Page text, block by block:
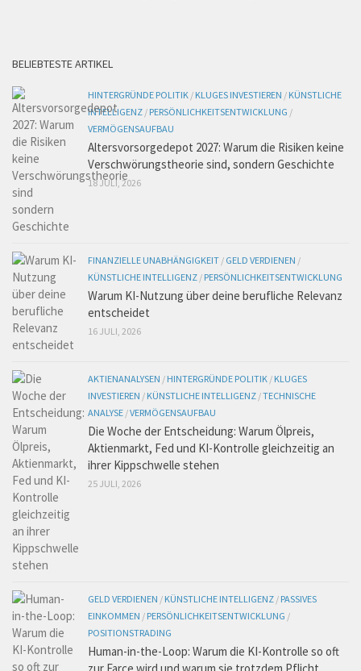
BELIEBTESTE ARTIKEL
HINTERGRÜNDE POLITIK / KLUGES INVESTIEREN / KÜNSTLICHE
INTELLIGENZ / PERSÖNLICHKEITSENTWICKLUNG /
VERMÖGENSAUFBAU
Altersvorsorgedepot 2027: Warum die Risiken keine
Verschwörungstheorie sind, sondern Geschichte
18 JULI, 2026
FINANZIELLE UNABHÄNGIGKEIT / GELD VERDIENEN /
KÜNSTLICHE INTELLIGENZ / PERSÖNLICHKEITSENTWICKLUNG
Warum KI-Nutzung über deine berufliche Relevanz
entscheidet
16 JULI, 2026
AKTIENANALYSEN / HINTERGRÜNDE POLITIK / KLUGES
INVESTIEREN / KÜNSTLICHE INTELLIGENZ /TECHNISCHE
ANALYSE /VERMÖGENSAUFBAU
Die Woche der Entscheidung: Warum Ölpreis,
Aktienmarkt, Fed und KI-Kontrolle gleichzeitig an
ihrer Kippschwelle stehen
25 JULI, 2026
GELD VERDIENEN / KÜNSTLICHE INTELLIGENZ / PASSIVES
EINKOMMEN / PERSÖNLICHKEITSENTWICKLUNG /
POSITIONSTRADING
Human-in-the-Loop: Warum die KI-Kontrolle so oft
zur Farce wird und warum sie trotzdem Pflicht